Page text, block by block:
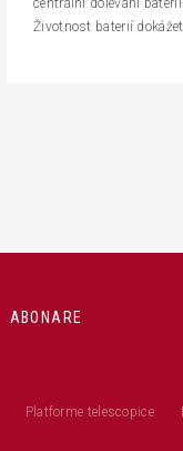
Životnost baterií
ABONARE
Platforme telescopice